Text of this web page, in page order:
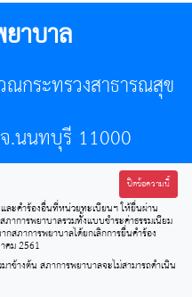
าบาล
กระทรวงสาธารณสุข
.นนทบุรี 11000
ร 0-2589-7121 E-mail :
www.tnmc.or.th
ปิดข้อความนี้
ะคำร้องอื่นที่หน่วยทะเบียนฯ ให้ยื่นผ่าน
การพยาบาลรวมทั้งแบบชำระค่าธรรมเนียม
สภาการพยาบาลได้ยกเลิกการยื่นคำร้อง
คม 2561
ข้างต้น สภาการพยาบาลจะไม่สามารถดำเนิน